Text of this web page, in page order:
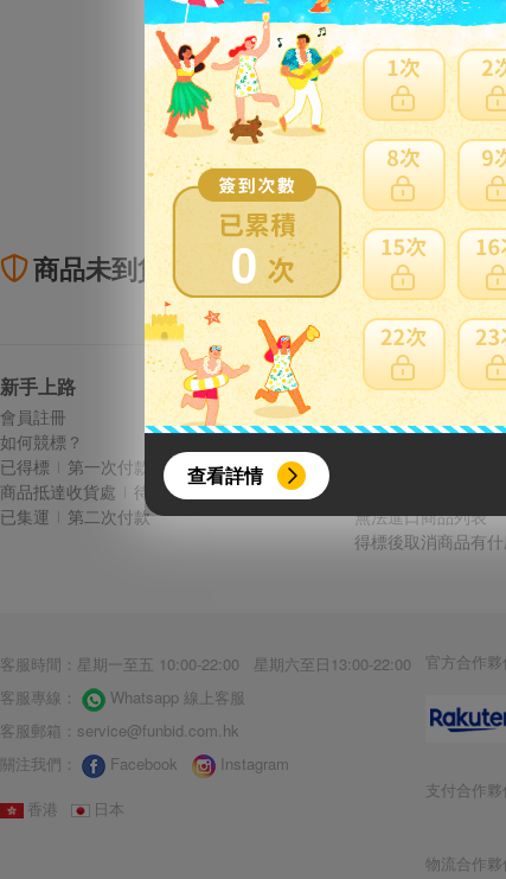
0
活動期間：
2026年8月1日上午00:00開
每人單一帳號每日只可簽到1
本月簽到活動最多可獲得「
Letao Dollar使用規則：
查看詳情
商品未到貨全額理賠
新手上路
會員註冊
如何競標？
已得標
第一次付款
商品抵達收貨處
待集運
已集運
第二次付款
常見問題
費用說明
議價方式與規則
無法進口商品列表
得標後取消商品有
客服時間：星期一至五 10:00-22:00 星期六至日13:00-22:00
客服專線：
Whatsapp 線上客服
客服郵箱： service@funbid.com.hk
關注我們：
Facebook
Instagram
香港
日本
官方合作夥
支付合作夥
物流合作夥